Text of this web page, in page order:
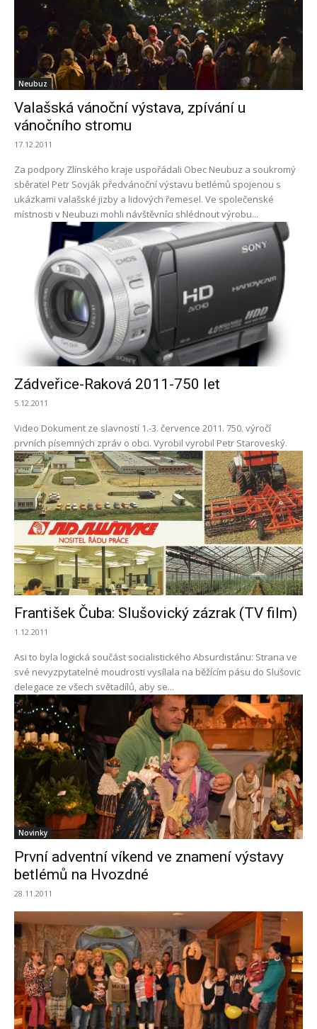
Neubuz
Valašská vánoční výstava, zpívání u
vánočního stromu
17.12.2011
Za podpory Zlínského kraje uspořádali Obec Neubuz a soukromý
sběratel Petr Sovják předvánoční výstavu betlémů spojenou s
ukázkami valašské jizby a lidových řemesel. Ve společenské
místnosti v Neubuzi mohli návštěvníci shlédnout výrobu...
Zádveřice-Raková 2011-750 let
5.12.2011
Video Dokument ze slavností 1.-3. července 2011. 750. výročí
prvních písemných zpráv o obci. Vyrobil vyrobil Petr Staroveský.
František Čuba: Slušovický zázrak (TV film)
1.12.2011
Asi to byla logická součást socialistického Absurdistánu: Strana ve
své nevyzpytatelné moudrosti vysílala na běžícím pásu do Slušovic
delegace ze všech světadílů, aby se...
Novinky
První adventní víkend ve znamení výstavy
betlémů na Hvozdné
28.11.2011